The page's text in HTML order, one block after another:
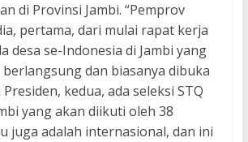
di Provinsi Jambi. “Pemprov
pertama, dari mulai rapat kerja
desa se-Indonesia di Jambi yang
berlangsung dan biasanya dibuka
kedua, ada seleksi STQ
yang akan diikuti oleh 38
juga adalah internasional, dan ini